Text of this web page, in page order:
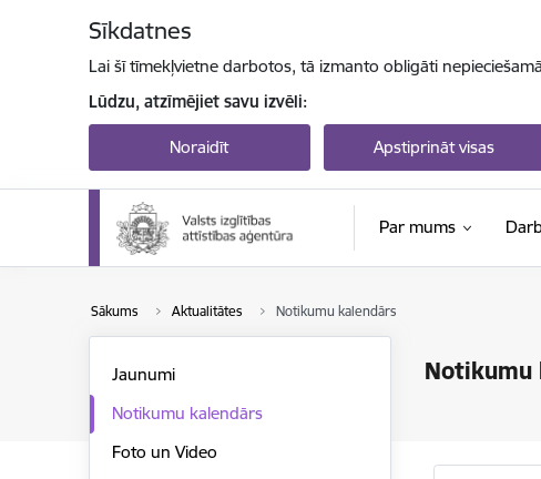
Sīkdatnes
Lai šī tīmekļvietne darbotos, tā izmanto obligāti
Lūdzu, atzīmējiet savu izvēli:
Noraidīt Apstiprināt visas
Par mums
Sākums Aktualitātes Notikumu kalendārs
Notikumu
Jaunumi
Notikumu kalendārs
Foto un Video